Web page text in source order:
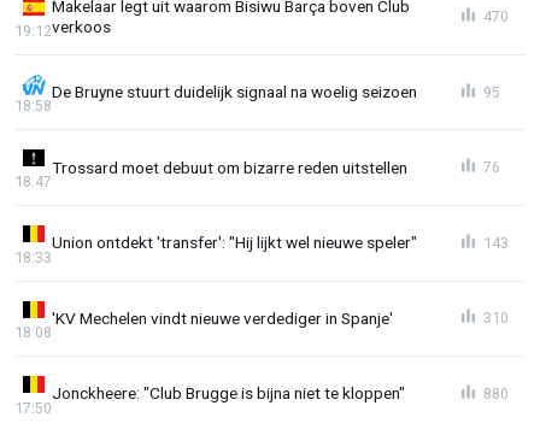
Makelaar legt uit waarom Bisiwu Barça boven Club
verkoos
19:12
470
De Bruyne stuurt duidelijk signaal na woelig seizoen
18:58
95
Trossard moet debuut om bizarre reden uitstellen
18:47
76
Union ontdekt 'transfer': "Hij lijkt wel nieuwe speler"
18:33
143
'KV Mechelen vindt nieuwe verdediger in Spanje'
18:08
310
Jonckheere: "Club Brugge is bijna niet te kloppen"
17:50
880